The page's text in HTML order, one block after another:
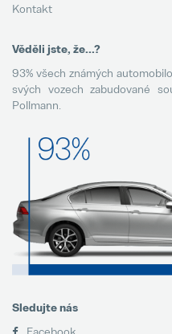
Kontakt
Věděli jste, že...?
93% všech známých
svých vozech zabudované
Pollmann.
Sledujte nás
Facebook